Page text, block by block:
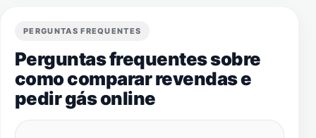
PERGUNTAS FREQUENTES
Perguntas frequentes sobre
como comparar revendas e
pedir gás online